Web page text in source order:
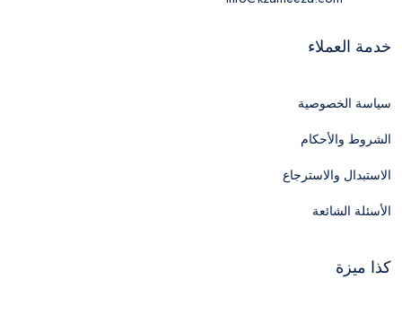
خدمة العملاء
سياسة الخصوصية
الشروط والأحكام
الاستبدال والاسترجاع
الأسئلة الشائعة
كذا ميزة